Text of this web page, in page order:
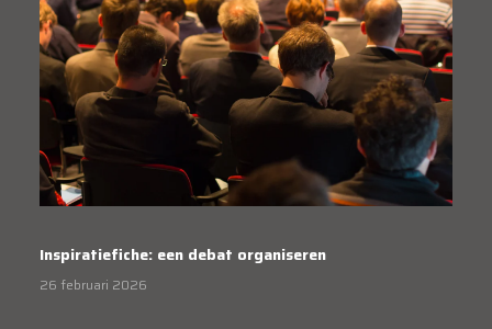
Inspiratiefiche: een debat organiseren
26 februari 2026